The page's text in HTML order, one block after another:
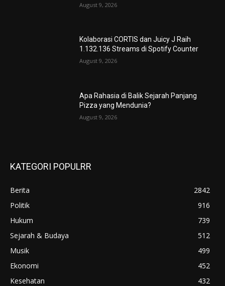
August 9, 2026
Kolaborasi CORTIS dan Juicy J Raih
1.132.136 Streams di Spotify Counter
August 9, 2026
Apa Rahasia di Balik Sejarah Panjang
Pizza yang Mendunia?
August 9, 2026
KATEGORI POPULRR
Berita
2842
Politik
916
Hukum
739
Sejarah & Budaya
512
Musik
499
Ekonomi
452
Kesehatan
432